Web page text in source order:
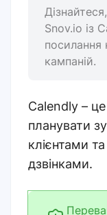
Snov.io із
посилання
кампаній.
Calendly –
планувати
клієнтами
дзвінками.